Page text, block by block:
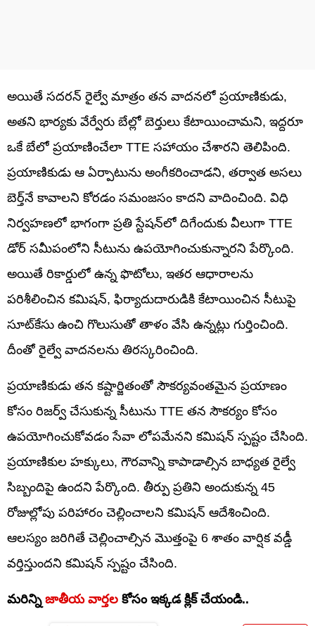
అయితే సదరన్ రైల్వే మాత్రం తన వాదనలో ప్రయాణికుడు,
అతని భార్యకు వేర్వేరు బేల్లో బెర్తులు కేటాయించామని, ఇద్దరూ
ఒకే బేలో ప్రయాణించేలా TTE సహాయం చేశారని తెలిపింది.
ప్రయాణికుడు ఆ ఏర్పాటును అంగీకరించాడని, తర్వాత అసలు
బెర్త్‌నే కావాలని కోరడం సమంజసం కాదని వాదించింది. విధి
నిర్వహణలో భాగంగా ప్రతి స్టేషన్‌లో దిగేందుకు వీలుగా TTE
డోర్ సమీపంలోని సీటును ఉపయోగించుకున్నారని పేర్కొంది.
అయితే రికార్డులో ఉన్న ఫొటోలు, ఇతర ఆధారాలను
పరిశీలించిన కమిషన్, ఫిర్యాదుదారుడికి కేటాయించిన సీటుపై
సూట్‌కేసు ఉంచి గొలుసుతో తాళం వేసి ఉన్నట్లు గుర్తించింది.
దీంతో రైల్వే వాదనలను తిరస్కరించింది.
ప్రయాణికుడు తన కష్టార్జితంతో సౌకర్యవంతమైన ప్రయాణం
కోసం రిజర్వ్ చేసుకున్న సీటును TTE తన సౌకర్యం కోసం
ఉపయోగించుకోవడం సేవా లోపమేనని కమిషన్ స్పష్టం చేసింది.
ప్రయాణికుల హక్కులు, గౌరవాన్ని కాపాడాల్సిన బాధ్యత రైల్వే
సిబ్బందిపై ఉందని పేర్కొంది. తీర్పు ప్రతిని అందుకున్న 45
రోజుల్లోపు పరిహారం చెల్లించాలని కమిషన్ ఆదేశించింది.
ఆలస్యం జరిగితే చెల్లించాల్సిన మొత్తంపై 6 శాతం వార్షిక వడ్డీ
వర్తిస్తుందని కమిషన్ స్పష్టం చేసింది.
మరిన్ని జాతీయ వార్తల కోసం ఇక్కడ క్లిక్ చేయండి..